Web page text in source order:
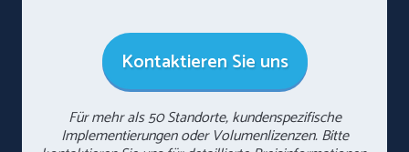
Kontaktieren Sie uns
Für mehr als 50 Standorte, kundenspezifische
Implementierungen oder Volumenlizenzen. Bitte